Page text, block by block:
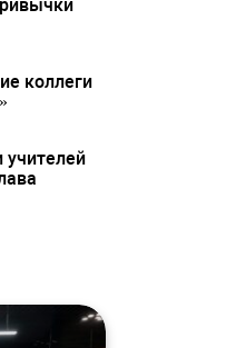
коллеги